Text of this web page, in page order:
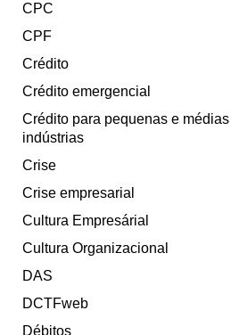
CPC
CPF
Crédito
Crédito emergencial
Crédito para pequenas e médias
indústrias
Crise
Crise empresarial
Cultura Empresárial
Cultura Organizacional
DAS
DCTFweb
Débitos